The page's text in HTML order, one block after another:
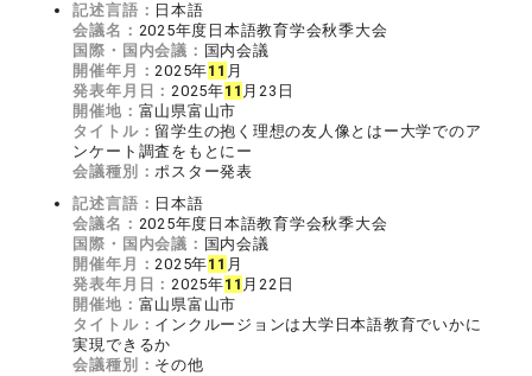
記述言語： 日本語
会議名： 2025年度日本語教育学会秋季大会
国際・国内会議： 国内会議
開催年月：2025年1 1 月
発表年月日：2025年1 1 月23日
開催地： 富山県富山市
タイトル： 留学生の抱く理想の友人像とはー大学でのア
ンケート調査をもとにー
会議種別：ポスター発表
記述言語： 日本語
会議名： 2025年度日本語教育学会秋季大会
国際・国内会議： 国内会議
開催年月：2025年1 1 月
発表年月日：2025年1 1 月22日
開催地： 富山県富山市
タイトル： インクルージョンは大学日本語教育でいかに
実現できるか
会議種別： その他